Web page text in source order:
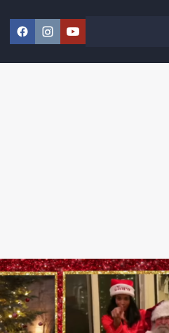
Facebook
Instagram
YouTube
Szukaj w serwisie